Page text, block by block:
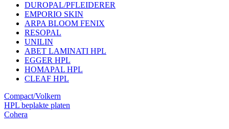
DUROPAL/PFLEIDERER
EMPORIO SKIN
ARPA BLOOM FENIX
RESOPAL
UNILIN
ABET LAMINATI HPL
EGGER HPL
HOMAPAL HPL
CLEAF HPL
Compact/Volkern
HPL beplakte platen
Cohera